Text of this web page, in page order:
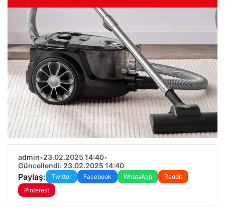
admin•23.02.2025 14:40•
Güncellendi: 23.02.2025 14:40
Paylaş: Twitter Facebook WhatsApp
Reddit
Pinterest